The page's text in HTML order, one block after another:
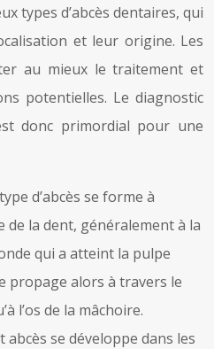
types d’abcès dentaires, qui
et leur origine. Les
au mieux le traitement et
potentielles. Le diagnostic
donc primordial pour une
d’abcès se forme à
de la dent, généralement à la
qui a atteint la pulpe
propage alors à travers le
l’os de la mâchoire.
abcès se développe dans les